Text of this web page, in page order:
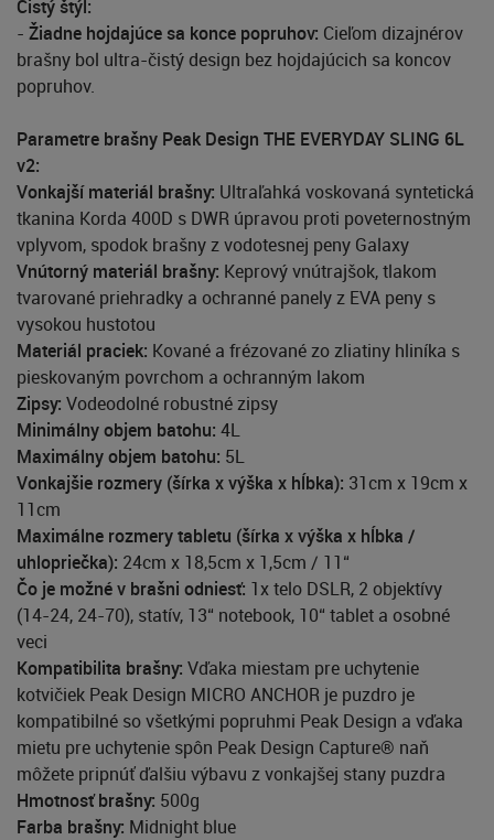
Čistý štýl:
- Žiadne hojdajúce sa konce popruhov: Cieľom dizajnérov
brašny bol ultra-čistý design bez hojdajúcich sa koncov
popruhov.
Parametre brašny Peak Design THE EVERYDAY SLING 6L
v2:
Vonkajší materiál brašny: Ultraľahká voskovaná syntetická
tkanina Korda 400D s DWR úpravou proti poveternostným
vplyvom, spodok brašny z vodotesnej peny Galaxy
Vnútorný materiál brašny: Keprový vnútrajšok, tlakom
tvarované priehradky a ochranné panely z EVA peny s
vysokou hustotou
Materiál praciek: Kované a frézované zo zliatiny hliníka s
pieskovaným povrchom a ochranným lakom
Zipsy: Vodeodolné robustné zipsy
Minimálny objem batohu: 4L
Maximálny objem batohu: 5L
Vonkajšie rozmery (šírka x výška x hĺbka): 31cm x 19cm x
11cm
Maximálne rozmery tabletu (šírka x výška x hĺbka /
uhlopriečka): 24cm x 18,5cm x 1,5cm / 11“
Čo je možné v brašni odniesť: 1x telo DSLR, 2 objektívy
(14-24, 24-70), statív, 13“ notebook, 10“ tablet a osobné
veci
Kompatibilita brašny: Vďaka miestam pre uchytenie
kotvičiek Peak Design MICRO ANCHOR je puzdro je
kompatibilné so všetkými popruhmi Peak Design a vďaka
mietu pre uchytenie spôn Peak Design Capture® naň
môžete pripnúť ďalšiu výbavu z vonkajšej stany puzdra
Hmotnosť brašny: 500g
Farba brašny: Midnight blue